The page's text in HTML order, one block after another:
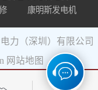
康明斯发电机
力（深圳）有限公司
网站地图